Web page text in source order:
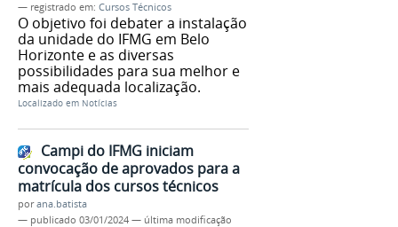
— registrado em: Cursos Técnicos
O objetivo foi debater a instalação
da unidade do IFMG em Belo
Horizonte e as diversas
possibilidades para sua melhor e
mais adequada localização.
Localizado em Notícias
Campi do IFMG iniciam
convocação de aprovados para a
matrícula dos cursos técnicos
porana.batista
— publicado 03/01/2024 — última modificação